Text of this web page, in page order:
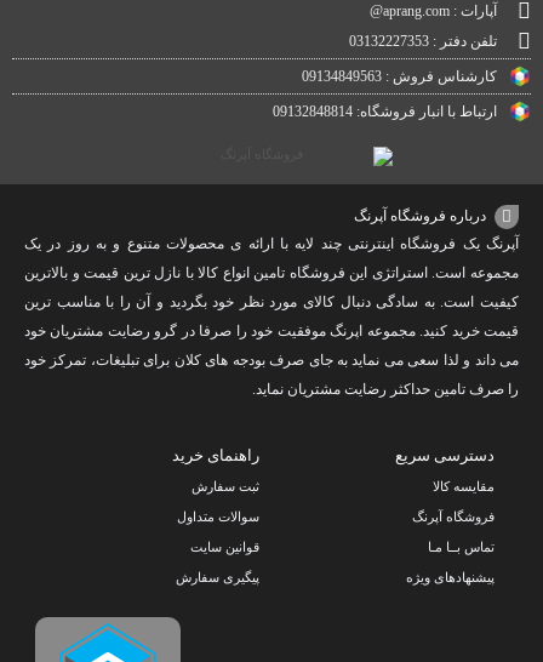
آپارات : aprang.com@
تلفن دفتر : 03132227353
کارشناس فروش : 09134849563
ارتباط با انبار فروشگاه: 09132848814
درباره فروشگاه آپرنگ
آپرنگ یک فروشگاه اینترنتی چند لایه با ارائه ی محصولات متنوع و به روز در یک
مجموعه است. استراتژی این فروشگاه تامین انواع کالا با نازل ترین قیمت و بالاترین
کیفیت است. به سادگی دنبال کالای مورد نظر خود بگردید و آن را با مناسب ترین
قیمت خرید کنید. مجموعه اپرنگ موفقیت خود را صرفا در گرو رضایت مشتریان خود
می داند و لذا سعی می نماید به جای صرف بودجه های کلان برای تبلیغات، تمرکز خود
را صرف تامین حداکثر رضایت مشتریان نماید‌.
دسترسی سریع
مقایسه کالا
فروشگاه آپرنگ
تماس بــا مـا
پیشنهادهای ویژه
راهنمای خرید
ثبت سفارش
سوالات متداول
قوانین سایت
پیگیری سفارش